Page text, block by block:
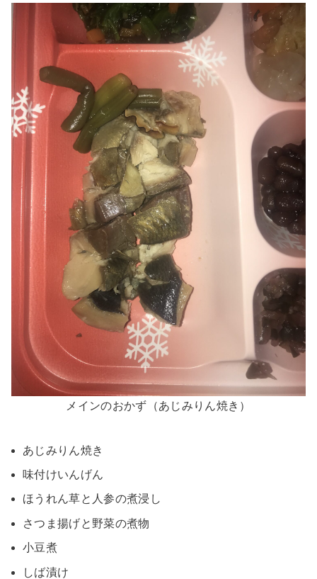
メインのおかず（あじみりん焼き）
あじみりん焼き
味付けいんげん
ほうれん草と人参の煮浸し
さつま揚げと野菜の煮物
小豆煮
しば漬け